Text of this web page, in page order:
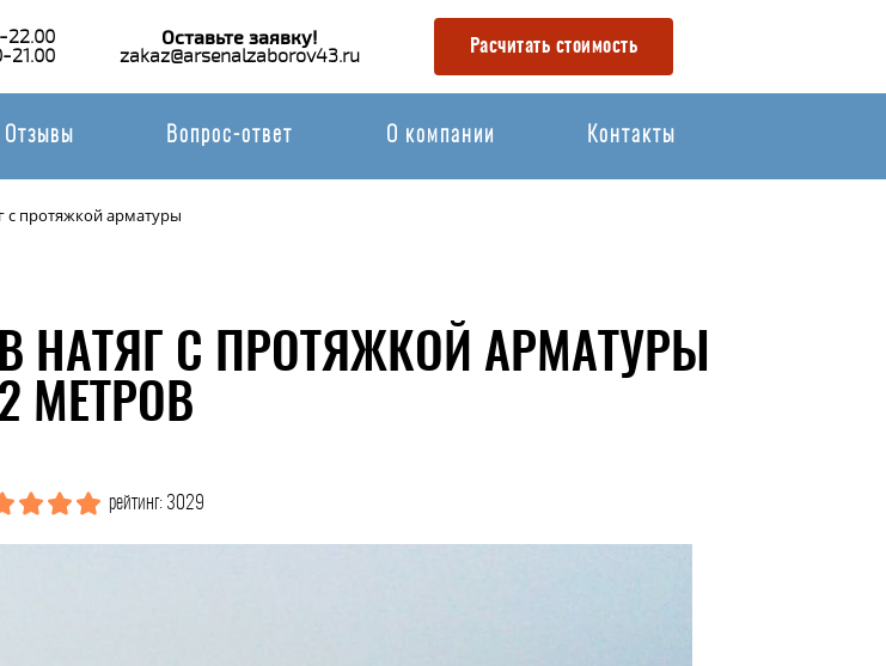
21.00
Оставьте заявку!
zakaz@arsenalzaborov43.ru Расчитать стоимость
Отзывы Вопрос-ответ О компании Контакты
с протяжкой арматуры
НАТЯГ С ПРОТЯЖКОЙ АРМАТУРЫ
МЕТРОВ
рейтинг: 3029